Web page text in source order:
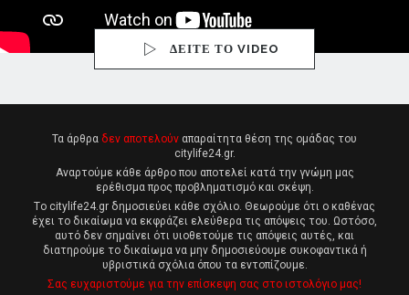
ΔΕΙΤΕ ΤΟ VIDEO
Τα άρθρα δεν αποτελούν απαραίτητα θέση της ομάδας του
citylife24.gr.
Αναρτούμε κάθε άρθρο που αποτελεί κατά την γνώμη μας
ερέθισμα προς προβληματισμό και σκέψη.
Tο citylife24.gr δημοσιεύει κάθε σχόλιο. Θεωρούμε ότι ο καθένας
έχει το δικαίωμα να εκφράζει ελεύθερα τις απόψεις του. Ωστόσο,
αυτό δεν σημαίνει ότι υιοθετούμε τις απόψεις αυτές, και
διατηρούμε το δικαίωμα να μην δημοσιεύουμε συκοφαντικά ή
υβριστικά σχόλια όπου τα εντοπίζουμε.
Σας ευχαριστούμε για την επίσκεψη σας στο ιστολόγιο μας!